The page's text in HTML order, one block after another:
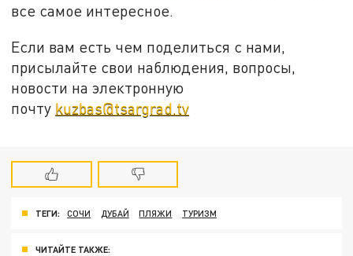
все самое интересное.
Если вам есть чем поделиться с нами,
присылайте свои наблюдения, вопросы,
новости на электронную
почту kuzbas@tsargrad.tv
ТЕГИ: СОЧИ ДУБАЙ ПЛЯЖИ ТУРИЗМ
ЧИТАЙТЕ ТАКЖЕ: